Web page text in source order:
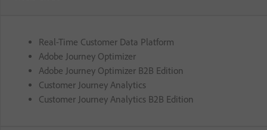
Real-Time Customer Data Platform
Adobe Journey Optimizer
Adobe Journey Optimizer B2B Edition
Customer Journey Analytics
Customer Journey Analytics B2B Edition